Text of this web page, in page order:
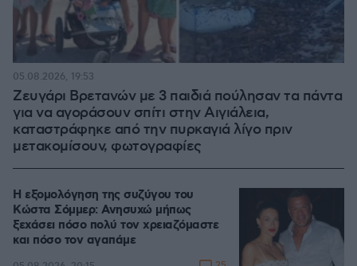
Ζευγάρι Βρετανών με 3 παιδιά πούλησαν τα πάντα
για να αγοράσουν σπίτι στην Αιγιάλεια,
καταστράφηκε από την πυρκαγιά λίγο πριν
μετακομίσουν, φωτογραφίες
05.08.2026, 19:53
Η εξομολόγηση της συζύγου του
Κώστα Σόμμερ: Ανησυχώ μήπως
ξεχάσει πόσο πολύ τον χρειαζόμαστε
και πόσο τον αγαπάμε